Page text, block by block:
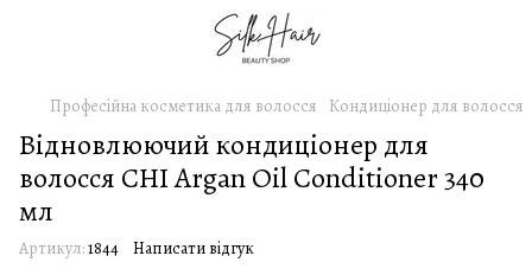
Професійна косметика для волосся Кондиціонер для волосся
Відновлюючий кондиціонер для
волосся CHI Argan Oil Conditioner 340
мл
Артикул:1844 Написати відгук